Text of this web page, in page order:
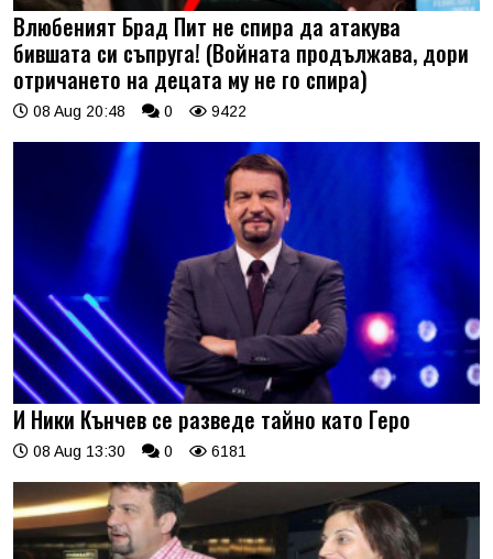
Влюбеният Брад Пит не спира да атакува
бившата си съпруга! (Войната продължава, дори
отричането на децата му не го спира)
08 Aug 20:48 0 9422
И Ники Кънчев се разведе тайно като Геро
08 Aug 13:30 0 6181